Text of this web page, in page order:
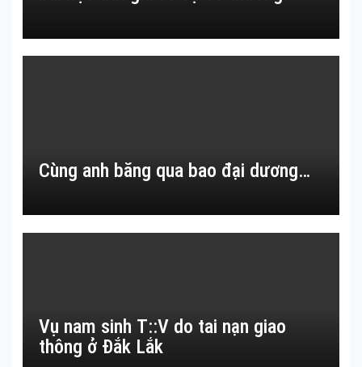
Cùng anh băng qua bao đại dương…
Vụ nam sinh T::V do tai nạn giao
thông ở Đắk Lắk